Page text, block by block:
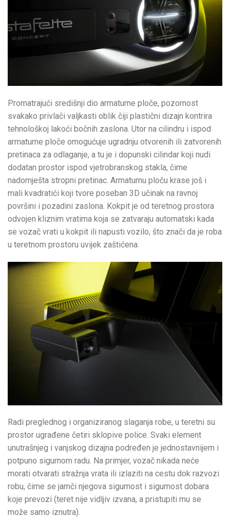
Promatrajući središnji dio armaturne ploče, pozornost
svakako privlači valjkasti oblik čiji plastični dizajn kontrira
tehnološkoj lakoći bočnih zaslona. Utor na cilindru i ispod
armaturne ploče omogućuje ugradnju otvorenih ili zatvorenih
pretinaca za odlaganje, a tu je i dopunski cilindar koji nudi
dodatan prostor ispod vjetrobranskog stakla, čime
nadomješta stropni pretinac. Armaturnu ploču krase još i
mali kvadratići koji tvore poseban 3D učinak na ravnoj
površini i pozadini zaslona. Kokpit je od teretnog prostora
odvojen kliznim vratima koja se zatvaraju automatski kada
se vozač vrati u kokpit ili napusti vozilo, što znači da je roba
u teretnom prostoru uvijek zaštićena.
Radi preglednog i organiziranog slaganja robe, u teretni su
prostor ugrađene četiri sklopive police. Svaki element
unutrašnjeg i vanjskog dizajna podređen je jednostavnijem i
potpuno sigurnom radu. Na primjer, vozač nikada neće
morati otvarati stražnja vrata ili izlaziti na cestu dok razvozi
robu, čime se jamči njegova sigurnost i sigurnost dobara
koje prevozi (teret nije vidljiv izvana, a pristupiti mu se
može samo iznutra).